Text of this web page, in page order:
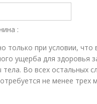
:
только при условии, что
ущерба для здоровья
Во всех остальных
не менее трех